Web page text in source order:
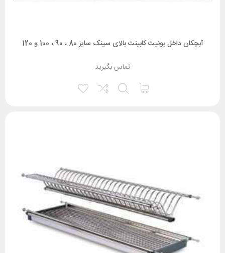
آبچکان داخل یونیت کابینت بالای سینک سایز 80 ، 90 ، 100 و 120
تماس بگیرید